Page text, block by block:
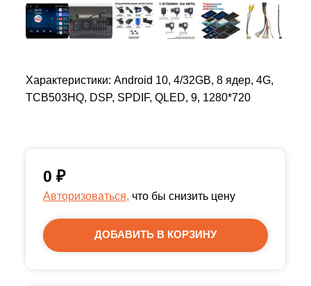
Характеристики: Android 10, 4/32GB, 8 ядер, 4G,
TCB503HQ, DSP, SPDIF, QLED, 9, 1280*720
0 ₽
Авторизоваться, что бы снизить цену
ДОБАВИТЬ В КОРЗИНУ